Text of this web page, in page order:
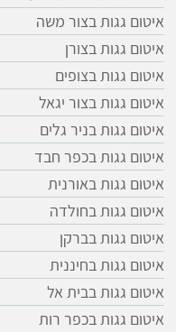
איטום גגות בצור משה
איטום גגות בצורן
איטום גגות בצופים
איטום גגות בצור יגאל
איטום גגות בניר גלים
איטום גגות בכפר חבד
איטום גגות באורנית
איטום גגות בחולדה
איטום גגות בברקן
איטום גגות בחיננית
איטום גגות בבית אל
איטום גגות בכפר רות